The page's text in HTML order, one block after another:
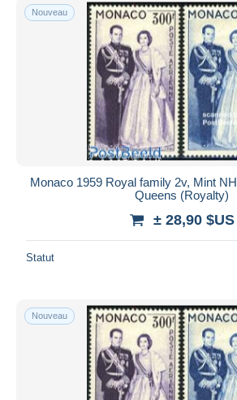
Nouveau
Monaco 1959 Royal family 2v, Mint
Queens (Royalty)
± 28,90 $US
Statut
Nouveau